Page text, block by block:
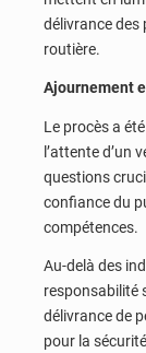
délivrance des
routière.
Ajournement
Le procès a
l’attente d’un
questions
confiance du
compétences.
Au-delà des
responsabilité
délivrance de
pour la